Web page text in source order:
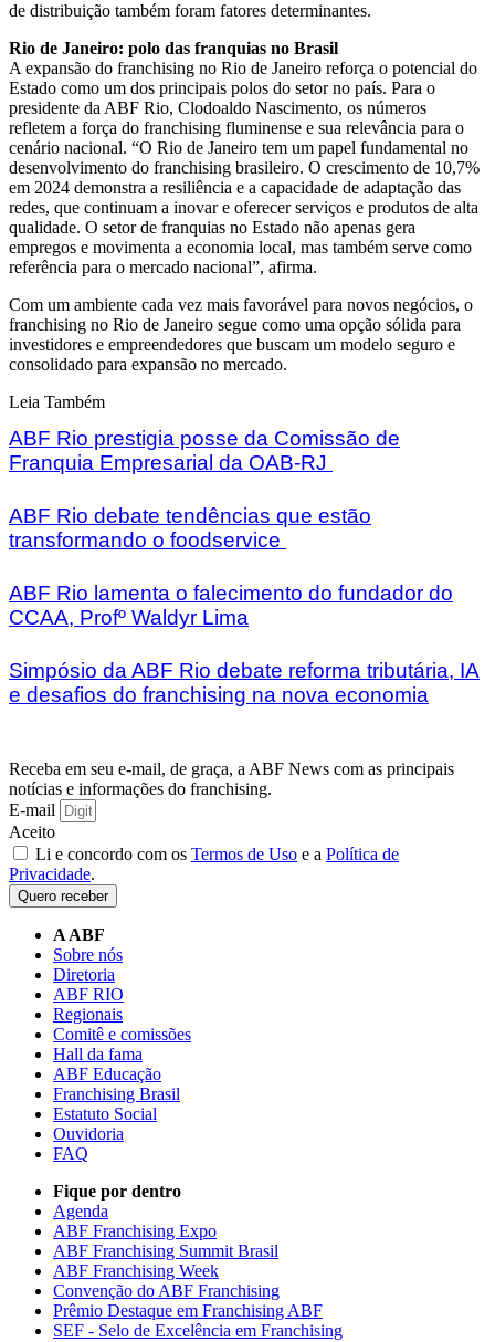
de distribuição também foram fatores determinantes.
Rio de Janeiro: polo das franquias no Brasil
A expansão do franchising no Rio de Janeiro reforça o potencial do
Estado como um dos principais polos do setor no país. Para o
presidente da ABF Rio, Clodoaldo Nascimento, os números
refletem a força do franchising fluminense e sua relevância para o
cenário nacional. “O Rio de Janeiro tem um papel fundamental no
desenvolvimento do franchising brasileiro. O crescimento de 10,7%
em 2024 demonstra a resiliência e a capacidade de adaptação das
redes, que continuam a inovar e oferecer serviços e produtos de alta
qualidade. O setor de franquias no Estado não apenas gera
empregos e movimenta a economia local, mas também serve como
referência para o mercado nacional”, afirma.
Com um ambiente cada vez mais favorável para novos negócios, o
franchising no Rio de Janeiro segue como uma opção sólida para
investidores e empreendedores que buscam um modelo seguro e
consolidado para expansão no mercado.
Leia Também
ABF Rio prestigia posse da Comissão de
Franquia Empresarial da OAB-RJ
ABF Rio debate tendências que estão
transformando o foodservice
ABF Rio lamenta o falecimento do fundador do
CCAA, Profº Waldyr Lima
Simpósio da ABF Rio debate reforma tributária, IA
e desafios do franchising na nova economia
Receba em seu e-mail, de graça, a ABF News com as principais
notícias e informações do franchising.
E-mail
Aceito
Li e concordo com os Termos de Uso e a Política de
Privacidade.
Quero receber
A ABF
Sobre nós
Diretoria
ABF RIO
Regionais
Comitê e comissões
Hall da fama
ABF Educação
Franchising Brasil
Estatuto Social
Ouvidoria
FAQ
Fique por dentro
Agenda
ABF Franchising Expo
ABF Franchising Summit Brasil
ABF Franchising Week
Convenção do ABF Franchising
Prêmio Destaque em Franchising ABF
SEF - Selo de Excelência em Franchising